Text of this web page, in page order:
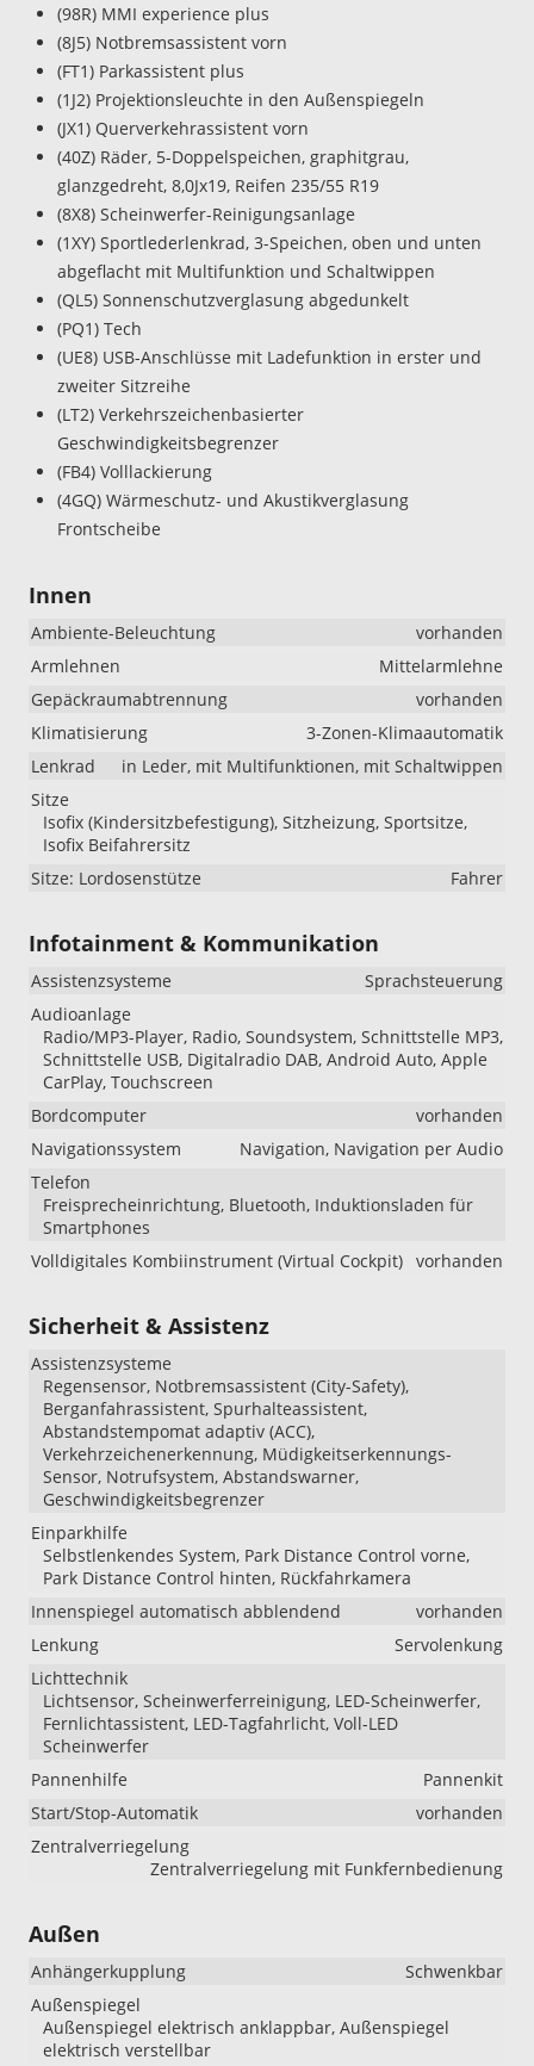
(98R) MMI experience plus
(8J5) Notbremsassistent vorn
(FT1) Parkassistent plus
(1J2) Projektionsleuchte in den Außenspiegeln
(JX1) Querverkehrassistent vorn
(40Z) Räder, 5-Doppelspeichen, graphitgrau,
glanzgedreht, 8,0Jx19, Reifen 235/55 R19
(8X8) Scheinwerfer-Reinigungsanlage
(1XY) Sportlederlenkrad, 3-Speichen, oben und unten
abgeflacht mit Multifunktion und Schaltwippen
(QL5) Sonnenschutzverglasung abgedunkelt
(PQ1) Tech
(UE8) USB-Anschlüsse mit Ladefunktion in erster und
zweiter Sitzreihe
(LT2) Verkehrszeichenbasierter
Geschwindigkeitsbegrenzer
(FB4) Volllackierung
(4GQ) Wärmeschutz- und Akustikverglasung
Frontscheibe
Innen
Ambiente-Beleuchtung
vorhanden
Armlehnen
Mittelarmlehne
Gepäckraumabtrennung
vorhanden
Klimatisierung
3-Zonen-Klimaautomatik
Lenkrad
in Leder, mit Multifunktionen, mit Schaltwippen
Sitze
Isofix (Kindersitzbefestigung), Sitzheizung, Sportsitze,
Isofix Beifahrersitz
Sitze: Lordosenstütze
Fahrer
Infotainment & Kommunikation
Assistenzsysteme
Sprachsteuerung
Audioanlage
Radio/MP3-Player, Radio, Soundsystem, Schnittstelle MP3,
Schnittstelle USB, Digitalradio DAB, Android Auto, Apple
CarPlay, Touchscreen
Bordcomputer
vorhanden
Navigationssystem
Navigation, Navigation per Audio
Telefon
Freisprecheinrichtung, Bluetooth, Induktionsladen für
Smartphones
Volldigitales Kombiinstrument (Virtual Cockpit) vorhanden
Sicherheit & Assistenz
Assistenzsysteme
Regensensor, Notbremsassistent (City-Safety),
Berganfahrassistent, Spurhalteassistent,
Abstandstempomat adaptiv (ACC),
Verkehrzeichenerkennung, Müdigkeitserkennungs-
Sensor, Notrufsystem, Abstandswarner,
Geschwindigkeitsbegrenzer
Einparkhilfe
Selbstlenkendes System, Park Distance Control vorne,
Park Distance Control hinten, Rückfahrkamera
Innenspiegel automatisch abblendend
vorhanden
Lenkung
Servolenkung
Lichttechnik
Lichtsensor, Scheinwerferreinigung, LED-Scheinwerfer,
Fernlichtassistent, LED-Tagfahrlicht, Voll-LED
Scheinwerfer
Pannenhilfe
Pannenkit
Start/Stop-Automatik
vorhanden
Zentralverriegelung
Zentralverriegelung mit Funkfernbedienung
Außen
Anhängerkupplung
Schwenkbar
Außenspiegel
Außenspiegel elektrisch anklappbar, Außenspiegel
elektrisch verstellbar